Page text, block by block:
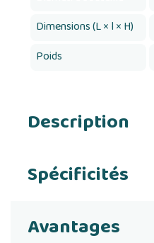
Dimensions (L × l × H)
Poids
Description
Spécificités
Avantages